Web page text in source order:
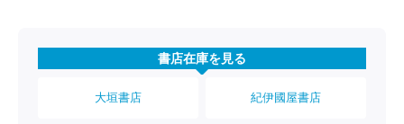
書店在庫を見る
大垣書店 紀伊國屋書店